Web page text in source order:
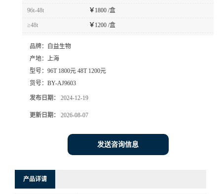
96t-48t ￥ 1800 /盒
≥48t ￥ 1200 /盒
品牌：
白益生物
产地： 上海
型号： 96T 1800元 48T 1200元
货号： BY-AJ9603
发布日期： 2024-12-19
更新日期： 2026-08-07
发送咨询信息
产品详请